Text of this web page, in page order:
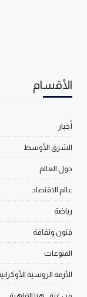
الأقسام
أخبار
الشرق الأوسط
حول العالم
عالم الاقتصاد
رياضة
فنون وثقافة
المنوعات
الأزمة الروسية